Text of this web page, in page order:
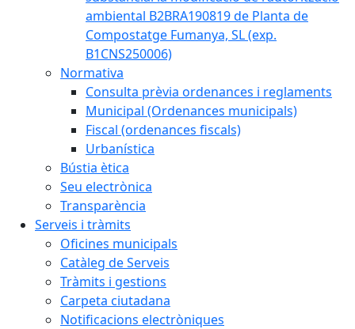
ambiental B2BRA190819 de Planta de
Compostatge Fumanya, SL (exp.
B1CNS250006)
Normativa
Consulta prèvia ordenances i reglaments
Municipal (Ordenances municipals)
Fiscal (ordenances fiscals)
Urbanística
Bústia ètica
Seu electrònica
Transparència
Serveis i tràmits
Oficines municipals
Catàleg de Serveis
Tràmits i gestions
Carpeta ciutadana
Notificacions electròniques